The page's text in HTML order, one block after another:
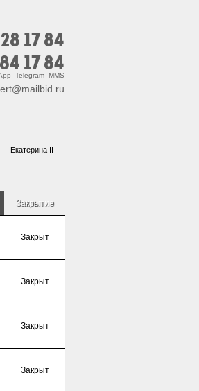
17 84
17 84
Telegram MMS
Екатерина II
Закрытие
Закрыт
Закрыт
Закрыт
Закрыт